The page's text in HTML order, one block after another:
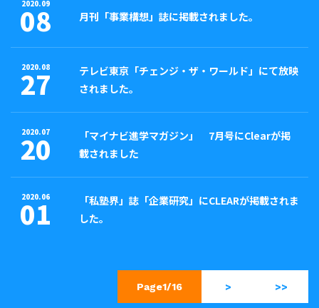
2020.09
08 月刊「事業構想」誌に掲載されました。
2020.08
27
テレビ東京「チェンジ・ザ・ワールド」にて放映
されました。
2020.07
20
「マイナビ進学マガジン」 7月号にClearが掲
載されました
2020.06
01
「私塾界」誌「企業研究」にCLEARが掲載されま
した。
Page1/16 > >>